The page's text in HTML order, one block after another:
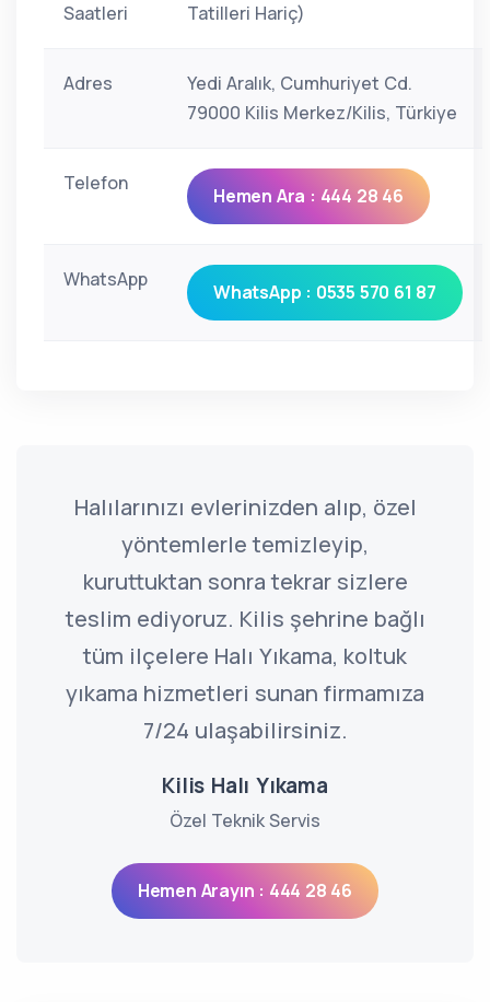
Saatleri
Tatilleri Hariç)
Adres
Yedi Aralık, Cumhuriyet Cd.
79000 Kilis Merkez/Kilis, Türkiye
Telefon
Hemen Ara : 444 28 46
WhatsApp
WhatsApp : 0535 570 61 87
Halılarınızı evlerinizden alıp, özel
yöntemlerle temizleyip,
kuruttuktan sonra tekrar sizlere
teslim ediyoruz. Kilis şehrine bağlı
tüm ilçelere Halı Yıkama, koltuk
yıkama hizmetleri sunan firmamıza
7/24 ulaşabilirsiniz.
Kilis Halı Yıkama
Özel Teknik Servis
Hemen Arayın : 444 28 46